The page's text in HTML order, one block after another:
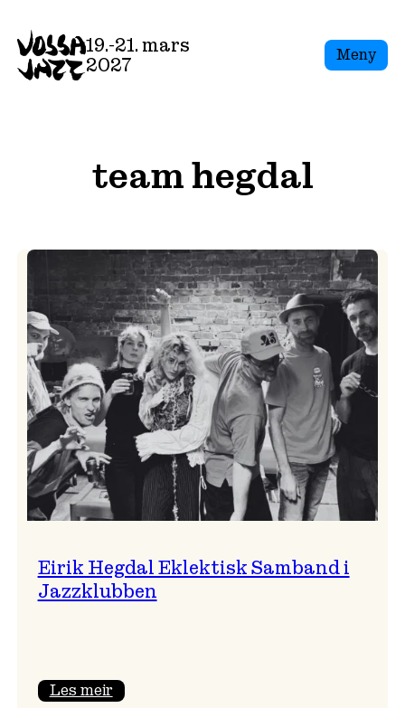
to
content
19.-21. mars
2027
Meny
team hegdal
Eirik Hegdal Eklektisk Samband i
Jazzklubben
Les meir: